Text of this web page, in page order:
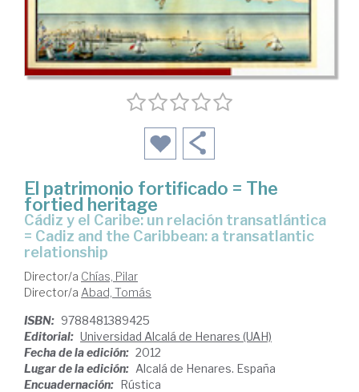
El patrimonio fortificado = The
fortied heritage
Cádiz y el Caribe: un relación transatlántica
= Cadiz and the Caribbean: a transatlantic
relationship
Director/a Chías, Pilar
Director/a Abad, Tomás
ISBN: 9788481389425
Editorial: Universidad Alcalá de Henares (UAH)
Fecha de la edición: 2012
Lugar de la edición: Alcalá de Henares. España
Encuadernación: Rústica